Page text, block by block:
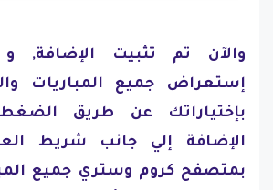
والآن تم تثبيت الإضافة,
إستعراض جميع المباريات
بإختياراتك عن طريق
الإضافة إلي جانب شريط
بمتصفح كروم وستري جميع